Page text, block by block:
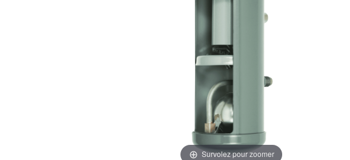
Survolez pour zoomer